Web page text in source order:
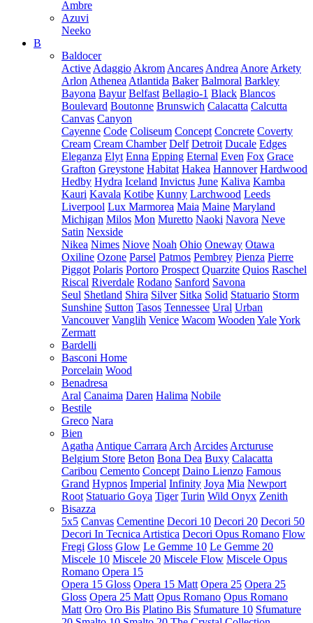
Ambre
Azuvi
Neeko
B
Baldocer
Active Adaggio Akrom Ancares Andrea Anore Arkety
Arlon Athenea Atlantida Baker Balmoral Barkley
Bayona Bayur Belfast Bellagio-1 Black Blancos
Boulevard Boutonne Brunswich Calacatta Calcutta
Canvas Canyon
Cayenne Code Coliseum Concept Concrete Coverty
Cream Cream Chamber Delf Detroit Ducale Edges
Eleganza Elyt Enna Epping Eternal Even Fox Grace
Grafton Greystone Habitat Hakea Hannover Hardwood
Hedby Hydra Iceland Invictus June Kaliva Kamba
Kauri Kavala Kotibe Kunny Larchwood Leeds
Liverpool Lux Marmorea Maia Maine Maryland
Michigan Milos Mon Muretto Naoki Navora Neve
Satin Nexside
Nikea Nimes Niove Noah Ohio Oneway Otawa
Oxiline Ozone Parsel Patmos Pembrey Pienza Pierre
Piggot Polaris Portoro Prospect Quarzite Quios Raschel
Riscal Riverdale Rodano Sanford Savona
Seul Shetland Shira Silver Sitka Solid Statuario Storm
Sunshine Sutton Tasos Tennessee Ural Urban
Vancouver Vanglih Venice Wacom Wooden YaleYork
Zermatt
Bardelli
Basconi Home
Porcelain Wood
Benadresa
Aral Canaima Daren Halima Nobile
Bestile
Greco Nara
Bien
Agatha Antique Carrara Arch Arcides Arcturuse
Belgium Store Beton Bona Dea Buxy Calacatta
Caribou Cemento Concept Daino Lienzo Famous
Grand Hypnos Imperial Infinity Joya Mia Newport
Root Statuario Goya Tiger Turin Wild Onyx Zenith
Bisazza
5x5 Canvas Cementine Decori 10 Decori 20 Decori 50
Decori In Tecnica Artistica Decori Opus Romano Flow
Fregi Gloss Glow Le Gemme 10 Le Gemme 20
Miscele 10 Miscele 20 Miscele Flow Miscele Opus
Romano Opera 15
Opera 15 Gloss Opera 15 Matt Opera 25 Opera 25
Gloss Opera 25 Matt Opus Romano Opus Romano
Matt Oro Oro Bis Platino Bis Sfumature 10 Sfumature